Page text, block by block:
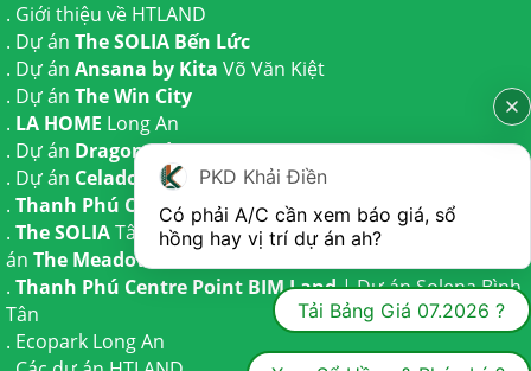
. Giới thiệu về HTLAND
. Dự án The SOLIA Bến Lức
. Dự án Ansana by Kita Võ Văn Kiệt
. Dự án The Win City
. LA HOME Long An
. Dự án Dragon Eden Long An
. Dự án Celadon City
Tân Phú
. Thanh Phú Centre PointBến Lức
. The SOLIATây Ninh | Dự ánThe AGULATrần Anh và Dự
án The Meadow
. Thanh Phú Centre Point BIM Land| Dự ánSolena Bình
Tân
. Ecopark Long An
PKD Khải Điền
Có phải A/C cần xem báo giá, sổ
hồng hay vị trí dự án ah?
Tải Bảng Giá 07.2026 ?